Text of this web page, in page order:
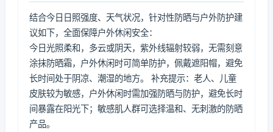
结合今日日照强度、天气状况，针对性防晒与户外防护建
议如下，全面保障户外休闲安全：
今日光照柔和，多云或阴天，紫外线辐射较弱，无需刻意
涂抹防晒霜，户外休闲时可简单防护，佩戴遮阳帽，避免
长时间处于阴凉、潮湿的地方。 补充提示：老人、儿童
皮肤较为敏感，户外休闲时需加强防晒与防护，避免长时
间暴露在阳光下；敏感肌人群可选择温和、无刺激的防晒
产品。